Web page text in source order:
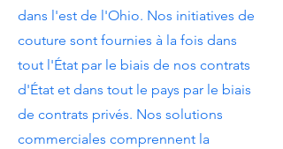
dans l'est de l'Ohio. Nos initiatives de
couture sont fournies à la fois dans
tout l'État par le biais de nos contrats
d'État et dans tout le pays par le biais
de contrats privés. Nos solutions
commerciales comprennent la